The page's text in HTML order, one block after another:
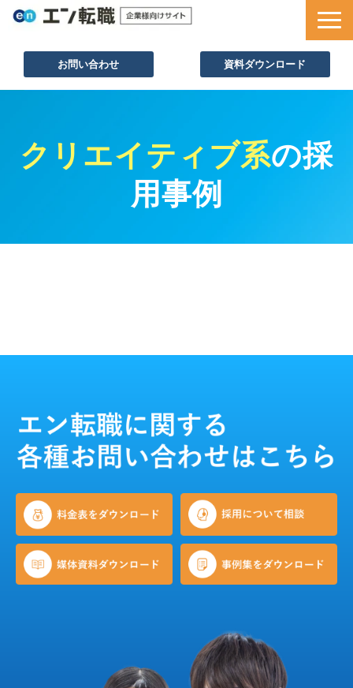
お問い合わせ 資料ダウンロード
採用事例
セミナー情報
クリエイティブ系の採
用事例